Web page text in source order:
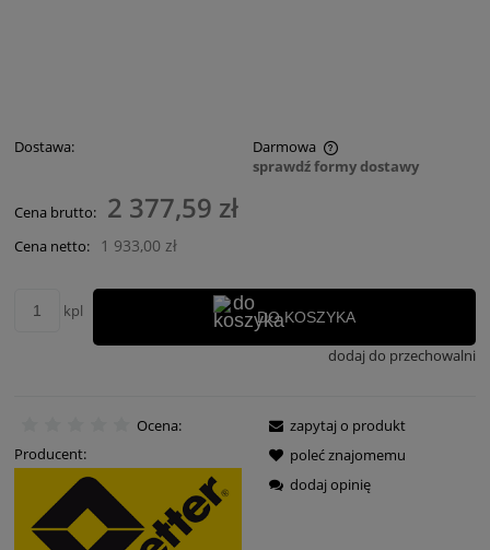
Dostawa:
Darmowa
Cena nie zawiera ewentualnych kosztów płatności
sprawdź formy dostawy
Cena brutto: 2 377,59 zł
Cena netto: 1 933,00 zł
kpl DO KOSZYKA
dodaj do przechowalni
Ocena:
Producent:
zapytaj o produkt
poleć znajomemu
dodaj opinię